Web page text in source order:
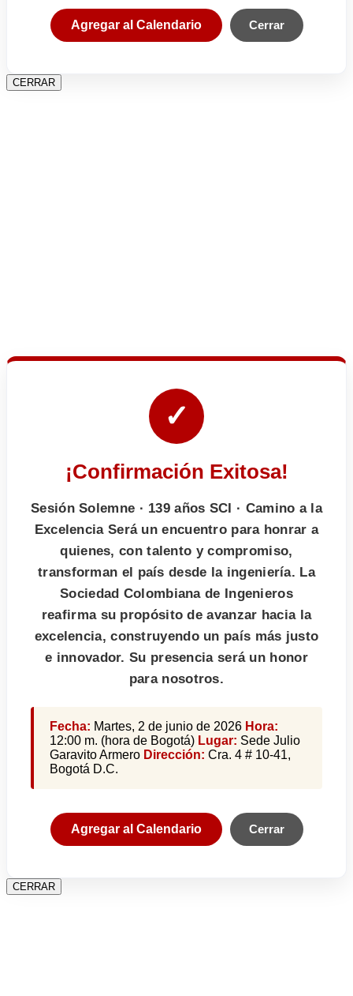
Agregar al Calendario Cerrar
CERRAR
✓
¡Confirmación Exitosa!
Sesión Solemne · 139 años SCI · Camino a la
Excelencia Será un encuentro para honrar a
quienes, con talento y compromiso,
transforman el país desde la ingeniería. La
Sociedad Colombiana de Ingenieros
reafirma su propósito de avanzar hacia la
excelencia, construyendo un país más justo
e innovador. Su presencia será un honor
para nosotros.
Fecha: Martes, 2 de junio de 2026 Hora:
12:00 m. (hora de Bogotá) Lugar: Sede Julio
Garavito Armero Dirección: Cra. 4 # 10-41,
Bogotá D.C.
Agregar al Calendario Cerrar
CERRAR